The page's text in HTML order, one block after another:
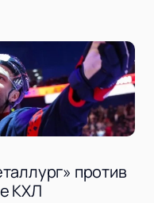
против
КХЛ